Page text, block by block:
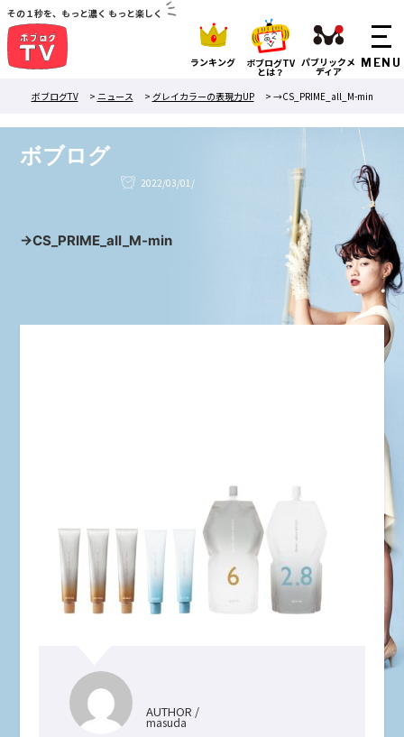
その１秒を、もっと濃く もっと楽しく
ランキング ボブログTV
とは？
パブリックメ
ディア
ボブログTV
> ニュース > グレイカラーの表現力UP > →CS_PRIME_all_M-min
ボブログ
2022/03/01/
→CS_PRIME_all_M-min
AUTHOR /
masuda